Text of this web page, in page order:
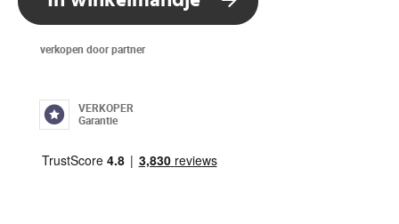
verkopen door partner
VERKOPER
Garantie